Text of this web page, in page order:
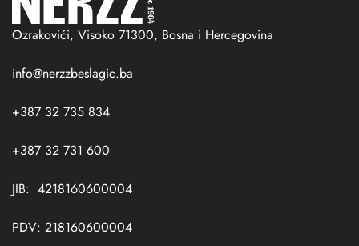
Ozrakovići, Visoko 71300, Bosna i Hercegovina
info@nerzzbeslagic.ba
+387 32 735 834
+387 32 731 600
JIB: 4218160600004
PDV: 218160600004